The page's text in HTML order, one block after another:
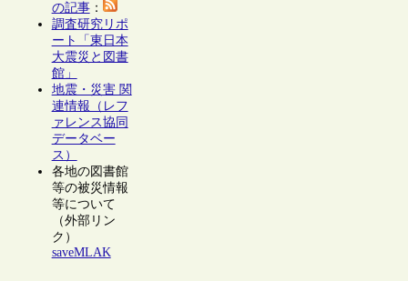
の記事：
調査研究リポ
ート「東日本
大震災と図書
館」
地震・災害 関
連情報（レフ
ァレンス協同
データベー
ス）
各地の図書館
等の被災情報
等について
（外部リン
ク）
saveMLAK